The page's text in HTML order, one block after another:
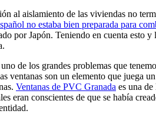
al aislamiento de las viviendas no
no estaba bien preparada para
por Japón. Teniendo en cuenta
de los grandes problemas que
ventanas son un elemento que juega
Ventanas de PVC Granada es una
eran conscientes de que se había